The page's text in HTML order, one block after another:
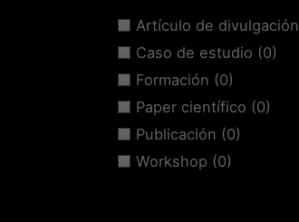
Artículo de divulgación
Caso de estudio (0)
Formación (0)
Paper científico (0)
Publicación (0)
Workshop (0)